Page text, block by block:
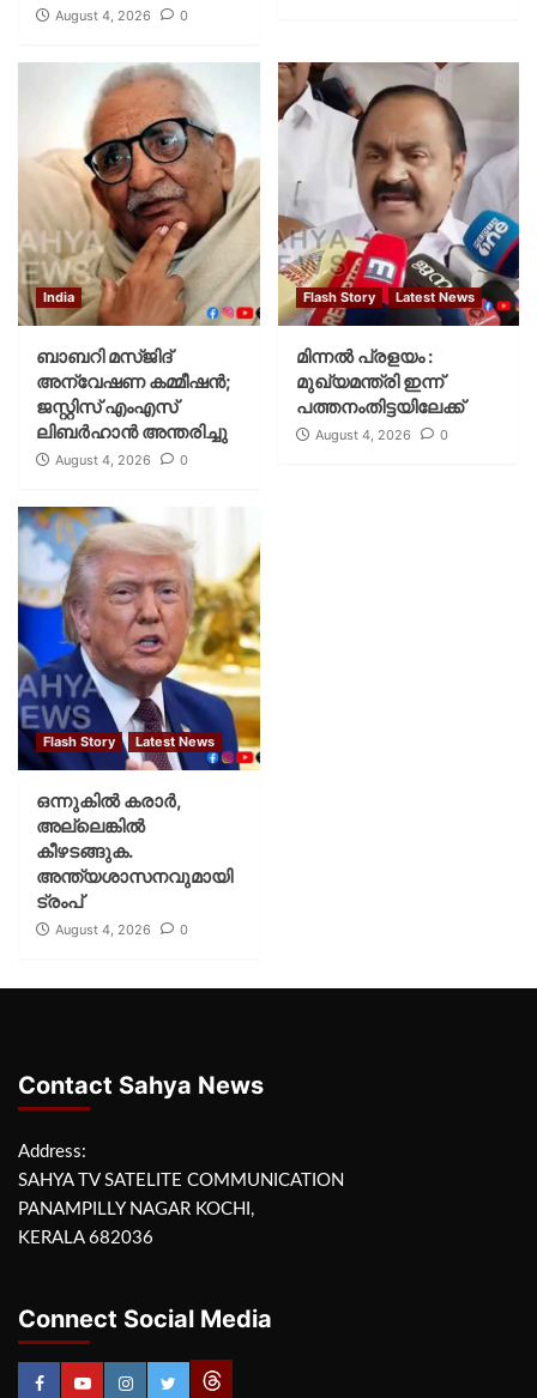
August 4, 2026 0
India
ബാബറി മസ്ജിദ്
അന്വേഷണ കമ്മീഷന്‍;
ജസ്റ്റിസ് എംഎസ്
ലിബര്‍ഹാന്‍ അന്തരിച്ചു
August 4, 2026 0
Flash Story Latest News
മിന്നല്‍ പ്രളയം :
മുഖ്യമന്ത്രി ഇന്ന്
പത്തനംതിട്ടയിലേക്ക്
August 4, 2026 0
Flash Story Latest News
ഒന്നുകില്‍ കരാര്‍,
അല്ലെങ്കില്‍
കീഴടങ്ങുക.
അന്ത്യശാസനവുമായി
ട്രംപ്
August 4, 2026 0
Contact Sahya News
Address:
SAHYA TV SATELITE COMMUNICATION
PANAMPILLY NAGAR KOCHI,
KERALA 682036
Connect Social Media